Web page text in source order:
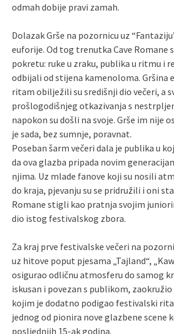
odmah dobije pravi zamah.
Dolazak Grše na pozornicu uz
euforije. Od tog trenutka Cave Romane
pokretu: ruke u zraku, publika u ritmu i
odbijali od stijena kamenoloma. Gršina
ritam obilježili su središnji dio večeri, a
prošlogodišnjeg otkazivanja s
napokon su došli na svoje. Grše im nije
je sada, bez sumnje, poravnat.
Poseban šarm večeri dala je publika u
da ova glazba pripada novim
njima. Uz mlade fanove koji su nosili
do kraja, pjevanju su se pridružili i oni
Romane stigli kao pratnja svojim
dio istog festivalskog zbora.
Za kraj prve festivalske večeri na
uz hitove poput pjesama „Tajland“,
osigurao odličnu atmosferu do samog
iskusan i povezan s publikom,
kojim je dodatno podigao festivalski
jednog od pionira nove glazbene scene
posljednjih 15-ak godina.